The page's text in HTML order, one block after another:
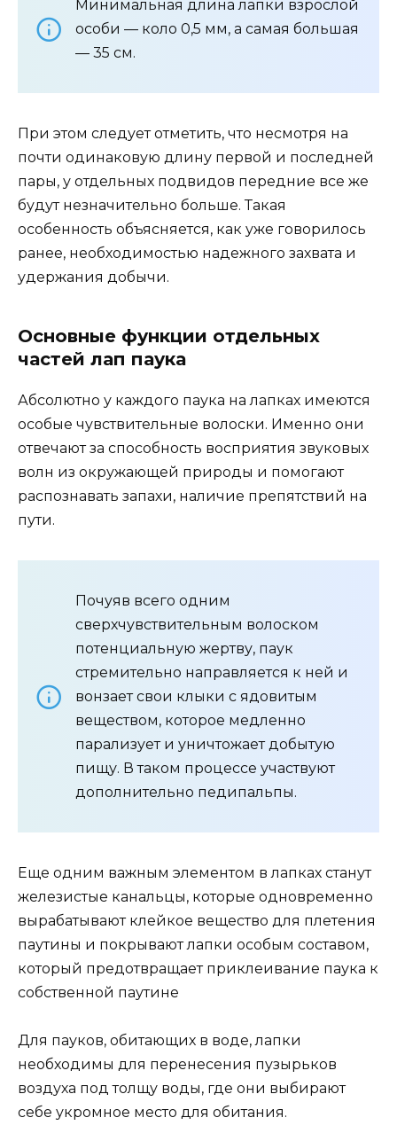
Минимальная длина лапки взрослой
особи — коло 0,5 мм, а самая большая
— 35 см.
При этом следует отметить, что несмотря на
почти одинаковую длину первой и последней
пары, у отдельных подвидов передние все же
будут незначительно больше. Такая
особенность объясняется, как уже говорилось
ранее, необходимостью надежного захвата и
удержания добычи.
Основные функции отдельных
частей лап паука
Абсолютно у каждого паука на лапках имеются
особые чувствительные волоски. Именно они
отвечают за способность восприятия звуковых
волн из окружающей природы и помогают
распознавать запахи, наличие препятствий на
пути.
Почуяв всего одним
сверхчувствительным волоском
потенциальную жертву, паук
стремительно направляется к ней и
вонзает свои клыки с ядовитым
веществом, которое медленно
парализует и уничтожает добытую
пищу. В таком процессе участвуют
дополнительно педипальпы.
Еще одним важным элементом в лапках станут
железистые канальцы, которые одновременно
вырабатывают клейкое вещество для плетения
паутины и покрывают лапки особым составом,
который предотвращает приклеивание паука к
собственной паутине
Для пауков, обитающих в воде, лапки
необходимы для перенесения пузырьков
воздуха под толщу воды, где они выбирают
себе укромное место для обитания.